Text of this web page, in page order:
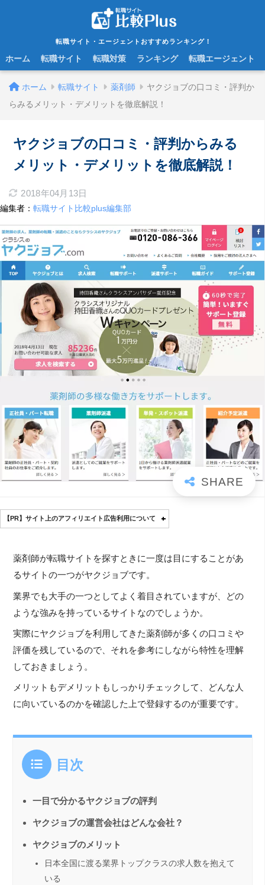
転職サイト・エージェントおすすめランキング！
ホーム 転職サイト 転職対策 ランキング 転職エージェント
ホーム 転職サイト 薬剤師
ヤクジョブの口コミ・評判か
らみるメリット・デメリットを徹底解説！
ヤクジョブの口コミ・評判からみる
メリット・デメリットを徹底解説！
2018年04月13日
編集者： 転職サイト比較plus編集部
【PR】サイト上のアフィリエイト広告利用について
薬剤師が転職サイトを探すときに一度は目にすることがあ
るサイトの一つがヤクジョブです。
業界でも大手の一つとしてよく着目されていますが、どの
ような強みを持っているサイトなのでしょうか。
実際にヤクジョブを利用してきた薬剤師が多くの口コミや
評価を残しているので、それを参考にしながら特性を理解
しておきましょう。
メリットもデメリットもしっかりチェックして、どんな人
に向いているのかを確認した上で登録するのが重要です。
目次
一目で分かるヤクジョブの評判
ヤクジョブの運営会社はどんな会社？
ヤクジョブのメリット
日本全国に渡る業界トップクラスの求人数を抱えて
いる